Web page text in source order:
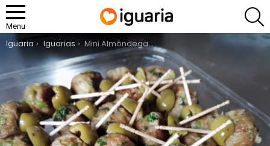
Menu
You are here:
Iguaria Iguarias Mini Almôndegas de Carne